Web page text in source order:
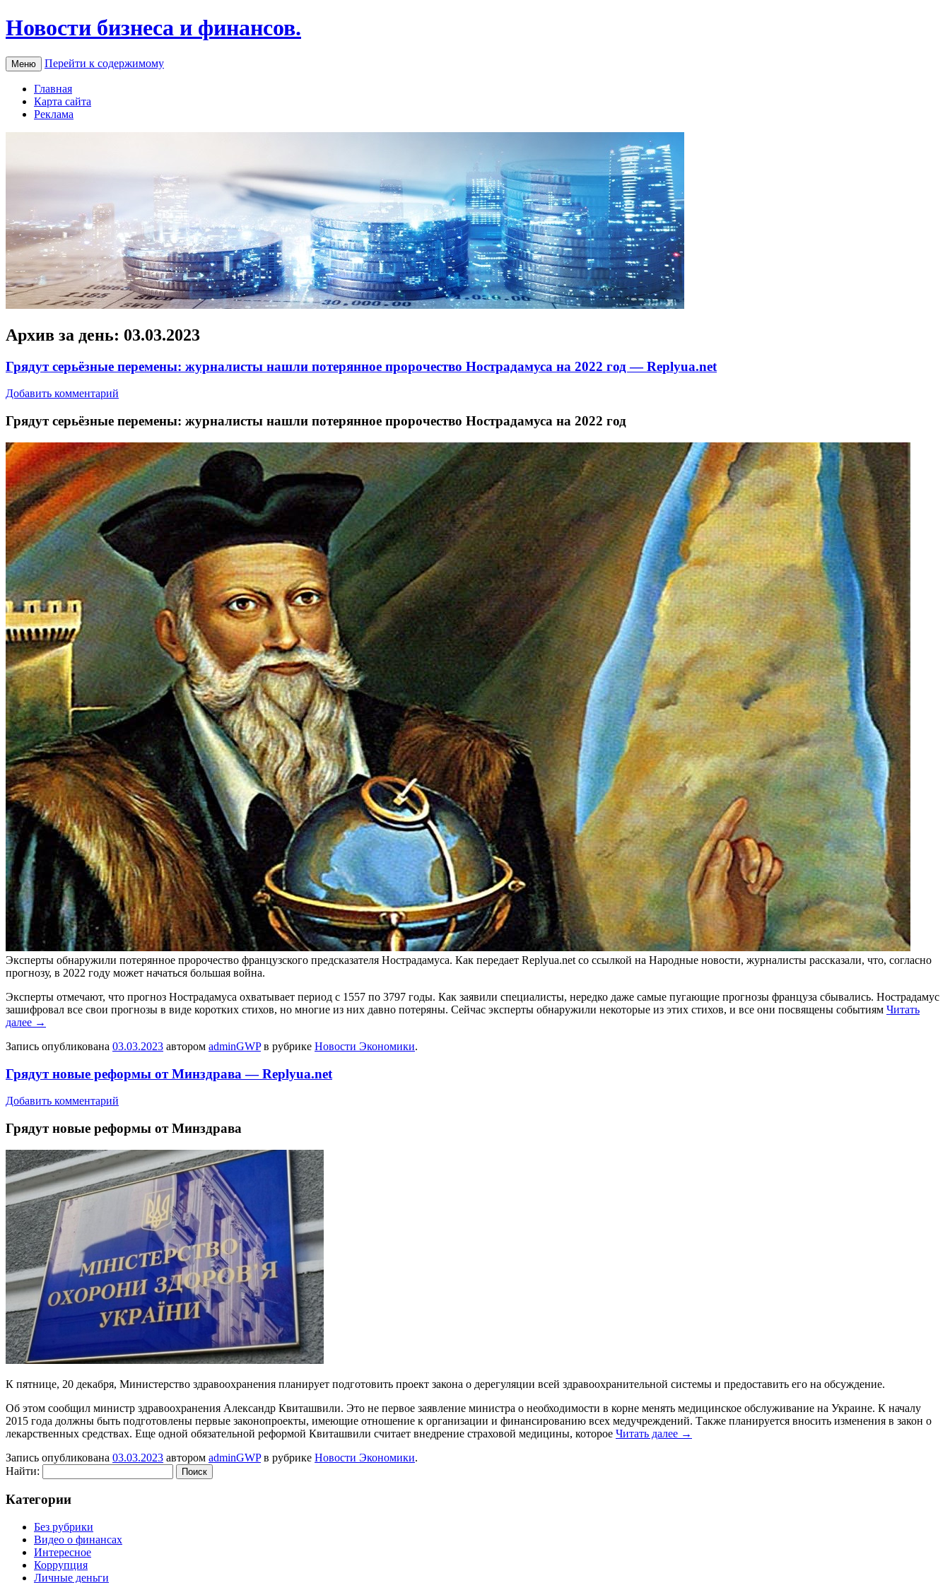
Новости бизнеса и финансов.
Меню Перейти к содержимому
Главная
Карта сайта
Реклама
Архив за день: 03.03.2023
Грядут серьёзные перемены: журналисты нашли потерянное пророчество Нострадамуса на 2022 год — Replyua.net
Добавить комментарий
Грядут сeрьёзныe пeрeмeны: журналисты нашли потерянное пророчество Нострадамуса на 2022 год
Эксперты обнаружили потерянное пророчество французского предсказателя Нострадамуса. Как передает Replyua.net со ссылкой на Народные новости, журналисты рассказали, что, согласно
прогнозу, в 2022 году может начаться большая война.
Эксперты отмечают, что прогноз Нострадамуса охватывает период с 1557 по 3797 годы. Как заявили специалисты, нередко даже самые пугающие прогнозы француза сбывались. Нострадамус
зашифровал все свои прогнозы в виде коротких стихов, но многие из них давно потеряны. Сейчас эксперты обнаружили некоторые из этих стихов, и все они посвящены событиям Читать
далее →
Запись опубликована 03.03.2023 автором adminGWPв рубрике Новости Экономики.
Грядут новые реформы от Минздрава — Replyua.net
Добавить комментарий
Грядут нoвыe рeфoрмы от Минздрава
К пятнице, 20 декабря, Министерство здравоохранения планирует подготовить проект закона о дерегуляции всей здравоохранительной системы и предоставить его на обсуждение.
Об этом сообщил министр здравоохранения Александр Квиташвили. Это не первое заявление министра о необходимости в корне менять медицинское обслуживание на Украине. К началу
2015 года должны быть подготовлены первые законопроекты, имеющие отношение к организации и финансированию всех медучреждений. Также планируется вносить изменения в закон о
лекарственных средствах. Еще одной обязательной реформой Квиташвили считает внедрение страховой медицины, которое Читать далее →
Запись опубликована 03.03.2023 автором adminGWPв рубрике Новости Экономики.
Найти:
Категории
Без рубрики
Видео о финансах
Интересное
Коррупция
Личные деньги